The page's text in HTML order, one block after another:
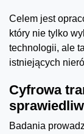
Celem jest
który nie tylko
technologii, ale
istniejących
Cyfrowa
Badania